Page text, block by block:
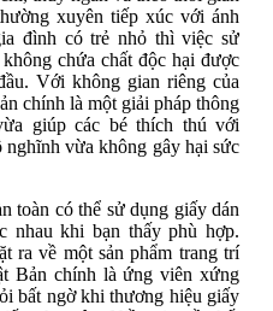
xuyên tiếp xúc với ánh
đình có trẻ nhỏ thì việc sử
chứa chất độc hại được
Với không gian riêng của
chính là một giải pháp thông
giúp các bé thích thú với
vừa không gây hại sức
toàn có thể sử dụng giấy dán
nhau khi bạn thấy phù hợp.
ra về một sản phẩm trang trí
Bản chính là ứng viên xứng
bất ngờ khi thương hiệu giấy